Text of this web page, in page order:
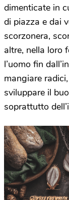
dimenticate in
di piazza e dai
scorzonera,
altre, nella loro
l’uomo fin
mangiare
sviluppare il
soprattutto